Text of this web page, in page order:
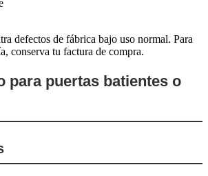
defectos de fábrica bajo uso normal. Para
conserva tu factura de compra.
para puertas batientes o